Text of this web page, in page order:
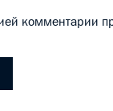
комментарии